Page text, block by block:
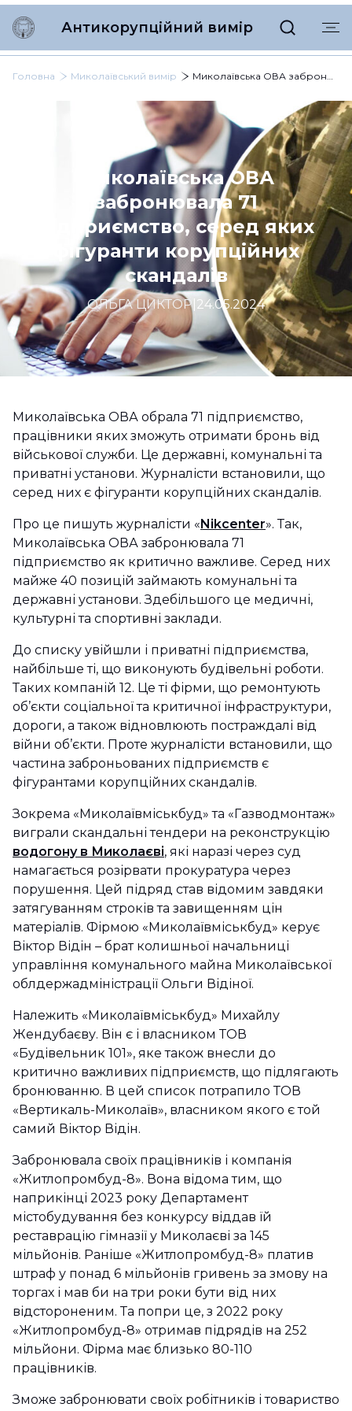
Антикорупційний вимір
Головна Миколаївський вимір Миколаївська ОВА забронювала 71 підприємство, серед яких фігуранти корупційних скандалів
Миколаївська ОВА
забронювала 71
підприємство, серед яких
фігуранти корупційних
скандалів
ОЛЬГА ЦИКТОР 24.05.2024
Миколаївська ОВА обрала 71 підприємство,
працівники яких зможуть отримати бронь від
військової служби. Це державні, комунальні та
приватні установи. Журналісти встановили, що
серед них є фігуранти корупційних скандалів.
Про це пишуть журналісти «Nikcenter». Так,
Миколаївська ОВА забронювала 71
підприємство як критично важливе. Серед них
майже 40 позицій займають комунальні та
державні установи. Здебільшого це медичні,
культурні та спортивні заклади.
До списку увійшли і приватні підприємства,
найбільше ті, що виконують будівельні роботи.
Таких компаній 12. Це ті фірми, що ремонтують
об’єкти соціальної та критичної інфраструктури,
дороги, а також відновлюють постраждалі від
війни об’єкти. Проте журналісти встановили, що
частина заброньованих підприємств є
фігурантами корупційних скандалів.
Зокрема «Миколаївміськбуд» та «Газводмонтаж»
виграли скандальні тендери на реконструкцію
водогону в Миколаєві, які наразі через суд
намагається розірвати прокуратура через
порушення. Цей підряд став відомим завдяки
затягуванням строків та завищенням цін
матеріалів. Фірмою «Миколаївміськбуд» керує
Віктор Відін – брат колишньої начальниці
управління комунального майна Миколаївської
облдержадміністрації Ольги Відіної.
Належить «Миколаївміськбуд» Михайлу
Жендубаєву. Він є і власником ТОВ
«Будівельник 101», яке також внесли до
критично важливих підприємств, що підлягають
бронюванню. В цей список потрапило ТОВ
«Вертикаль-Миколаїв», власником якого є той
самий Віктор Відін.
Забронювала своїх працівників і компанія
«Житлопромбуд-8». Вона відома тим, що
наприкінці 2023 року Департамент
містобудування без конкурсу віддав їй
реставрацію гімназії у Миколаєві за 145
мільйонів. Раніше «Житлопромбуд-8» платив
штраф у понад 6 мільйонів гривень за змову на
торгах і мав би на три роки бути від них
відстороненим. Та попри це, з 2022 року
«Житлопромбуд-8» отримав підрядів на 252
мільйони. Фірма має близько 80-110
працівників.
Зможе забронювати своїх робітників і товариство